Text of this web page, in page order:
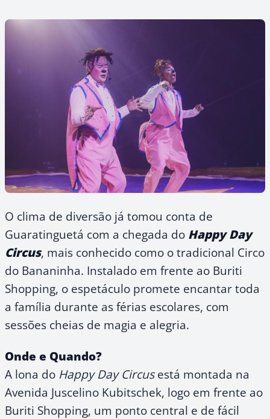
O clima de diversão já tomou conta de
Guaratinguetá com a chegada do Happy Day
Circus, mais conhecido como o tradicional Circo
do Bananinha. Instalado em frente ao Buriti
Shopping, o espetáculo promete encantar toda
a família durante as férias escolares, com
sessões cheias de magia e alegria.
Onde e Quando?
A lona do Happy Day Circusestá montada na
Avenida Juscelino Kubitschek, logo em frente ao
Buriti Shopping, um ponto central e de fácil